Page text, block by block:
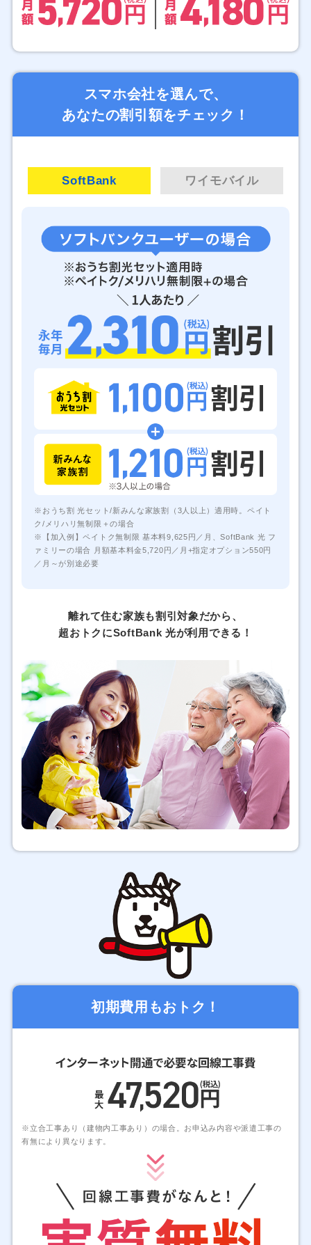
スマホ会社を選んで、
あなたの割引額をチェック！
SoftBank ワイモバイル
※おうち割 光セット/新みんな家族割（3人以上）適用時。ペイト
ク/メリハリ無制限＋の場合
※【加入例】ペイトク無制限 基本料9,625円／月、SoftBank 光 フ
ァミリーの場合 月額基本料金5,720円／月+指定オプション550円
／月～が別途必要
離れて住む家族も割引対象だから、
超おトクにSoftBank 光が利用できる！
初期費用もおトク！
※立合工事あり（建物内工事あり）の場合。お申込み内容や派遣工事の
有無により異なります。